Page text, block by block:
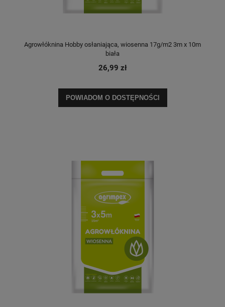
Agrowłóknina Hobby osłaniająca, wiosenna 17g/m2 3m x 10m
biała
26,99 zł
POWIADOM O DOSTĘPNOŚCI